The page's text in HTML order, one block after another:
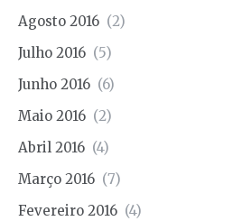
Agosto 2016 (2)
Julho 2016 (5)
Junho 2016 (6)
Maio 2016 (2)
Abril 2016 (4)
Março 2016 (7)
Fevereiro 2016 (4)